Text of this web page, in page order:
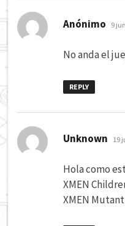
Anónimo 9
No anda el
REPLY
Unknown 19
Hola como
XMEN
XMEN